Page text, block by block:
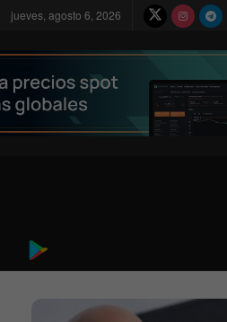
jueves, agosto 6, 2026